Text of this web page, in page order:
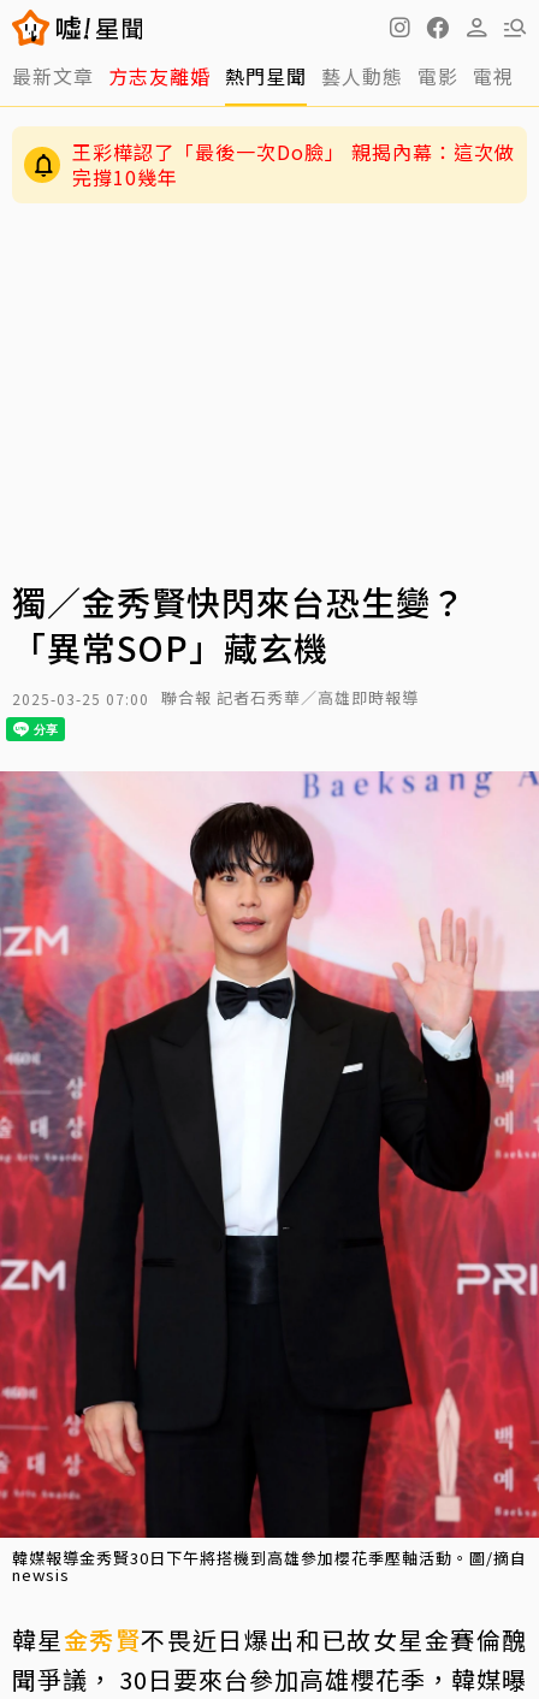
最新文章 方志友離婚 熱門星聞 藝人動態 電影 電視
王彩樺認了「最後一次Do臉」 親揭內幕：這次做
完撐10幾年
獨／金秀賢快閃來台恐生變？
「異常SOP」藏玄機
2025-03-25 07:00 聯合報 記者石秀華／高雄即時報導
韓媒報導金秀賢30日下午將搭機到高雄參加櫻花季壓軸活動。圖/摘自
newsis
韓星金秀賢不畏近日爆出和已故女星金賽倫醜
聞爭議， 30日要來台參加高雄櫻花季，韓媒曝